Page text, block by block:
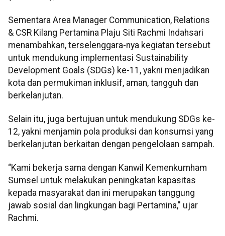
Sementara Area Manager Communication, Relations
& CSR Kilang Pertamina Plaju Siti Rachmi Indahsari
menambahkan, terselenggara-nya kegiatan tersebut
untuk mendukung implementasi Sustainability
Development Goals (SDGs) ke-11, yakni menjadikan
kota dan permukiman inklusif, aman, tangguh dan
berkelanjutan.
Selain itu, juga bertujuan untuk mendukung SDGs ke-
12, yakni menjamin pola produksi dan konsumsi yang
berkelanjutan berkaitan dengan pengelolaan sampah.
“Kami bekerja sama dengan Kanwil Kemenkumham
Sumsel untuk melakukan peningkatan kapasitas
kepada masyarakat dan ini merupakan tanggung
jawab sosial dan lingkungan bagi Pertamina," ujar
Rachmi.